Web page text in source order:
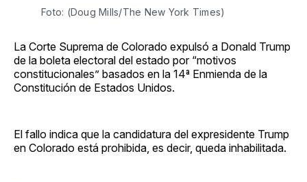
Foto: (Doug Mills/The New York Times)
La Corte Suprema de Colorado expulsó a Donald Trump
de la boleta electoral del estado por “motivos
constitucionales” basados en la 14ª Enmienda de la
Constitución de Estados Unidos.
El fallo indica que la candidatura del expresidente Trump
en Colorado está prohibida, es decir, queda inhabilitada.